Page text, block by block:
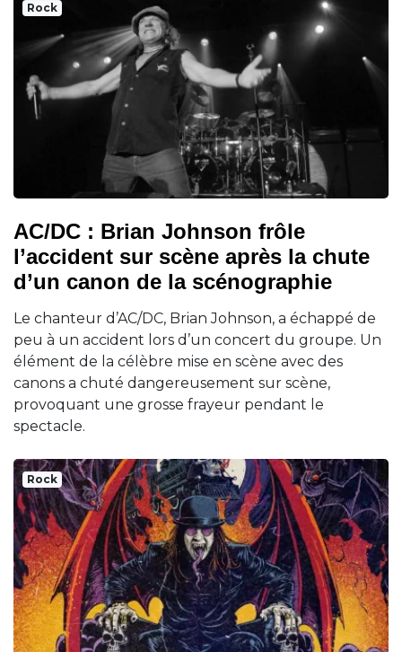
Rock
AC/DC : Brian Johnson frôle
l’accident sur scène après la chute
d’un canon de la scénographie
Le chanteur d’AC/DC, Brian Johnson, a échappé de
peu à un accident lors d’un concert du groupe. Un
élément de la célèbre mise en scène avec des
canons a chuté dangereusement sur scène,
provoquant une grosse frayeur pendant le
spectacle.
Rock